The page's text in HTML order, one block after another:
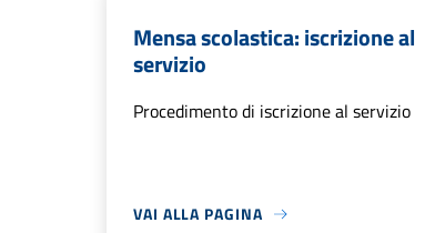
Mensa scolastica: iscrizione al
servizio
Procedimento di iscrizione al servizio
VAI ALLA PAGINA